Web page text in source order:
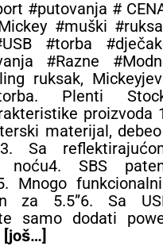
#putovanja #
#muški
#torba
#Razne
ruksak,
Plenti
proizvoda
materijal,
Sa
noću4. SBS
Mnogo
za 5.5”6. Sa
samo dodati
[još…]